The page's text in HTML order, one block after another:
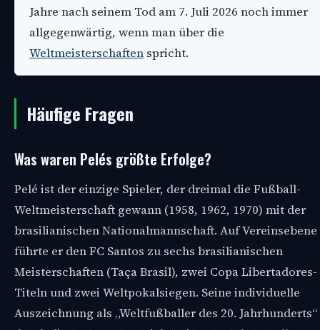
Jahre nach seinem Tod am 7. Juli 2026 noch immer
allgegenwärtig, wenn man über die
Weltmeisterschaften spricht.
Häufige Fragen
Was waren Pelés größte Erfolge?
Pelé ist der einzige Spieler, der dreimal die Fußball-
Weltmeisterschaft gewann (1958, 1962, 1970) mit der
brasilianischen Nationalmannschaft. Auf Vereinsebene
führte er den FC Santos zu sechs brasilianischen
Meisterschaften (Taça Brasil), zwei Copa Libertadores-
Titeln und zwei Weltpokalsiegen. Seine individuelle
Auszeichnung als „Weltfußballer des 20. Jahrhunderts“